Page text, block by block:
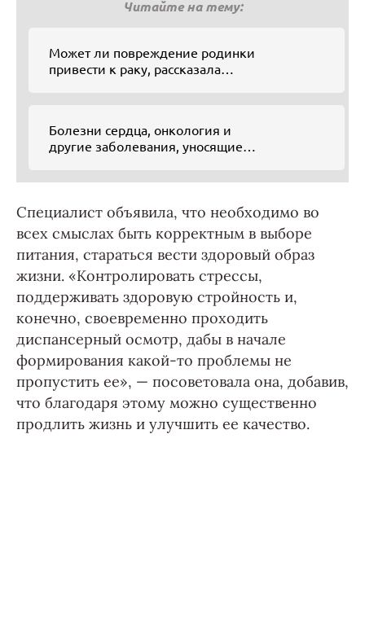
Читайте на тему:
Может ли повреждение родинки
привести к раку, рассказала
Болезни сердца, онкология и
другие заболевания, уносящие
Специалист объявила, что необходимо во
всех смыслах быть корректным в выборе
питания, стараться вести здоровый образ
жизни. «Контролировать стрессы,
поддерживать здоровую стройность и,
конечно, своевременно проходить
диспансерный осмотр, дабы в начале
формирования какой-то проблемы не
пропустить ее», — посоветовала она, добавив,
что благодаря этому можно существенно
продлить жизнь и улучшить ее качество.